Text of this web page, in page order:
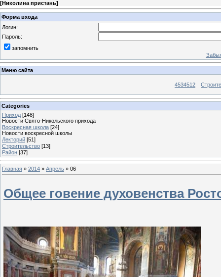
[Николина пристань]
Форма входа
Логин:
Пароль:
запомнить
Меню сайта
4534512
Categories
Приход [148]
Новости Свято-Никольского прихода
Воскресная школа [24]
Новости воскресной школы
Лекторий [51]
Строительство [13]
Район [37]
Главная » 2014 » Апрель » 06
Общее говение духовенства